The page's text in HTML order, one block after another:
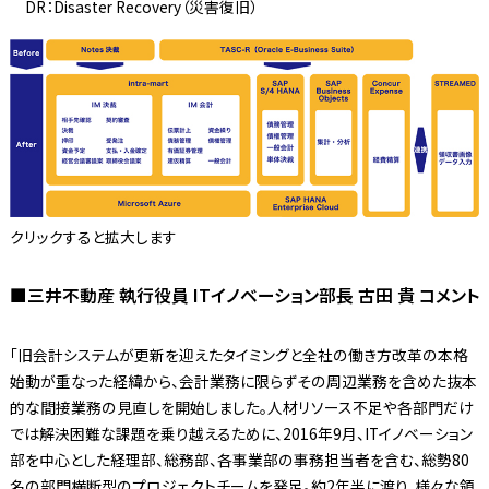
DR：Disaster Recovery（災害復旧）
クリックすると拡大します
■三井不動産 執行役員 ITイノベーション部長 古田 貴 コメント
「旧会計システムが更新を迎えたタイミングと全社の働き方改革の本格
始動が重なった経緯から、会計業務に限らずその周辺業務を含めた抜本
的な間接業務の見直しを開始しました。人材リソース不足や各部門だけ
では解決困難な課題を乗り越えるために、2016年9月、ITイノベーション
部を中心とした経理部、総務部、各事業部の事務担当者を含む、総勢80